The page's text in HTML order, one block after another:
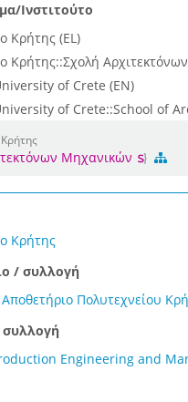
Ινστιτούτο
Κρήτης (EL)
Κρήτης::Σχολή
of Crete (EN)
of Crete::School of
Μηχανικών
Κρήτης
/ συλλογή
Αποθετήριο Πολυτεχνείου
συλλογή
Engineering and